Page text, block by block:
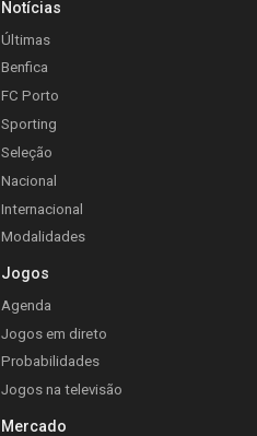
Notícias
Últimas
Benfica
FC Porto
Sporting
Seleção
Nacional
Internacional
Modalidades
Jogos
Agenda
Jogos em direto
Probabilidades
Jogos na televisão
Mercado